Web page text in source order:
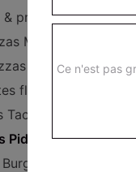
& promos
Médium
Large
flambées
Tacos
Pides
Ce n'est pas